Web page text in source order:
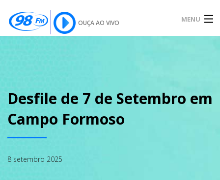
OUÇA AO VIVO MENU
SOBRE
NOTÍCIAS
Desfile de 7 de Setembro em
Campo Formoso
8 setembro 2025